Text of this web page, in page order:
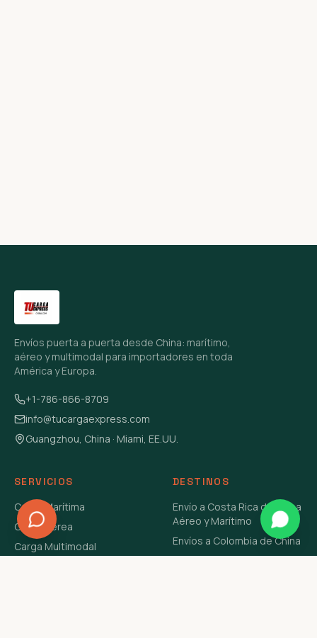
Envíos puerta a puerta desde China: marítimo,
aéreo y multimodal para importadores en toda
América y Europa.
+1-786-866-8709
info@tucargaexpress.com
Guangzhou, China · Miami, EE.UU.
SERVICIOS
Carga Marítima
Carga Aérea
Carga Multimodal
DESTINOS
Envío a Costa Rica de China
Aéreo y Marítimo
Envíos a Colombia de China